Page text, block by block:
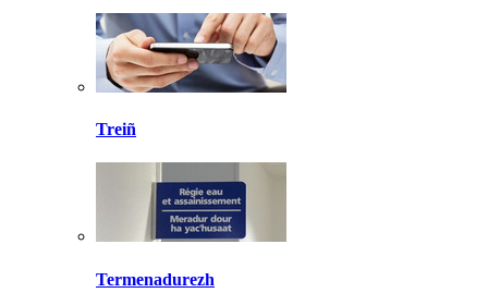
Treiñ
Termenadurezh